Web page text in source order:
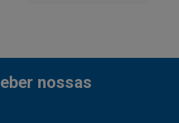
nossas